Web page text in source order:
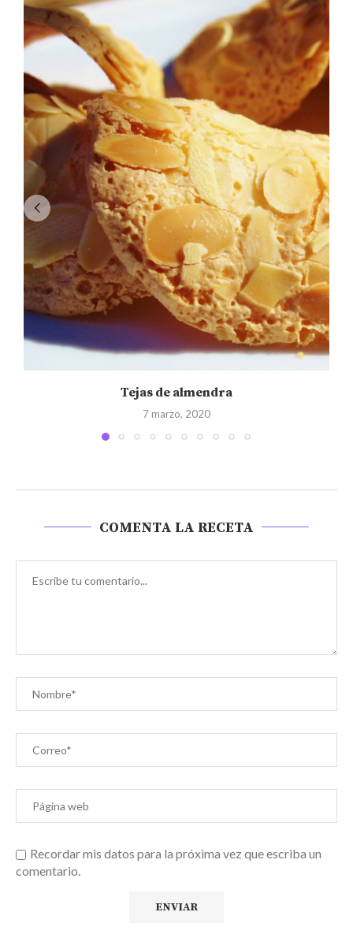
Tejas de almendra
7 marzo, 2020
COMENTA LA RECETA
Recordar mis datos para la próxima vez que escriba un
comentario.